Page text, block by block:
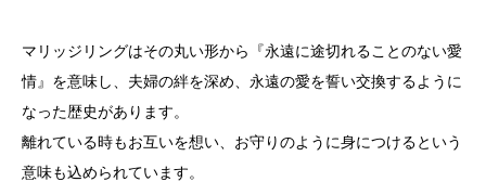
マリッジリングはその丸い形から『永遠に途切れることのない愛
情』を意味し、夫婦の絆を深め、永遠の愛を誓い交換するように
なった歴史があります。
離れている時もお互いを想い、お守りのように身につけるという
意味も込められています。